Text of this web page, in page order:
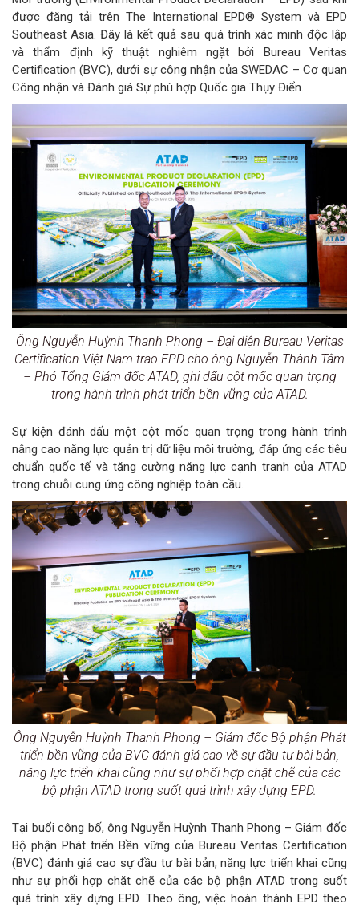
được đăng tải trên The International EPD® System và EPD
Southeast Asia. Đây là kết quả sau quá trình xác minh độc lập
và thẩm định kỹ thuật nghiêm ngặt bởi Bureau Veritas
Certification (BVC), dưới sự công nhận của SWEDAC – Cơ quan
Công nhận và Đánh giá Sự phù hợp Quốc gia Thụy Điển.
Ông Nguyễn Huỳnh Thanh Phong – Đại diện Bureau Veritas
Certification Việt Nam trao EPD cho ông Nguyễn Thành Tâm
– Phó Tổng Giám đốc ATAD, ghi dấu cột mốc quan trọng
trong hành trình phát triển bền vững của ATAD.
Sự kiện đánh dấu một cột mốc quan trọng trong hành trình
nâng cao năng lực quản trị dữ liệu môi trường, đáp ứng các tiêu
chuẩn quốc tế và tăng cường năng lực cạnh tranh của ATAD
trong chuỗi cung ứng công nghiệp toàn cầu.
Ông Nguyễn Huỳnh Thanh Phong – Giám đốc Bộ phận Phát
triển bền vững của BVC đánh giá cao về sự đầu tư bài bản,
năng lực triển khai cũng như sự phối hợp chặt chẽ của các
bộ phận ATAD trong suốt quá trình xây dựng EPD.
Tại buổi công bố, ông Nguyễn Huỳnh Thanh Phong – Giám đốc
Bộ phận Phát triển Bền vững của Bureau Veritas Certification
(BVC) đánh giá cao sự đầu tư bài bản, năng lực triển khai cũng
như sự phối hợp chặt chẽ của các bộ phận ATAD trong suốt
quá trình xây dựng EPD. Theo ông, việc hoàn thành EPD theo